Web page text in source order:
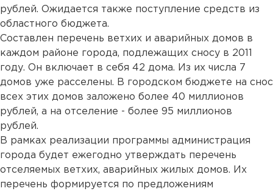
рублей. Ожидается также поступление средств из
областного бюджета.
Составлен перечень ветхих и аварийных домов в
каждом районе города, подлежащих сносу в 2011
году. Он включает в себя 42 дома. Из их числа 7
домов уже расселены. В городском бюджете на снос
всех этих домов заложено более 40 миллионов
рублей, а на отселение - более 95 миллионов
рублей.
В рамках реализации программы администрация
города будет ежегодно утверждать перечень
отселяемых ветхих, аварийных жилых домов. Их
перечень формируется по предложениям